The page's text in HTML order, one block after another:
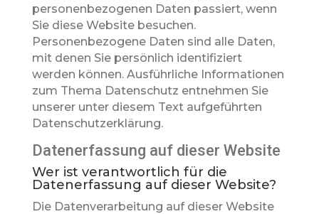
personenbezogenen Daten passiert, wenn
Sie diese Website besuchen.
Personenbezogene Daten sind alle Daten,
mit denen Sie persönlich identifiziert
werden können. Ausführliche Informationen
zum Thema Datenschutz entnehmen Sie
unserer unter diesem Text aufgeführten
Datenschutzerklärung.
Datenerfassung auf dieser Website
Wer ist verantwortlich für die
Datenerfassung auf dieser Website?
Die Datenverarbeitung auf dieser Website